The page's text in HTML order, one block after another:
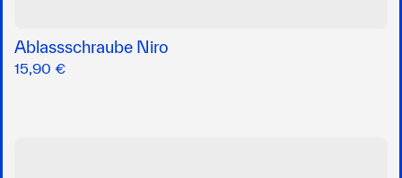
Ablassschraube Niro
15,90 €